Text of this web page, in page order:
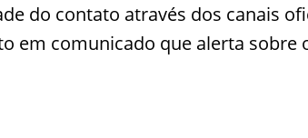
do contato através dos canais
em comunicado que alerta sobre